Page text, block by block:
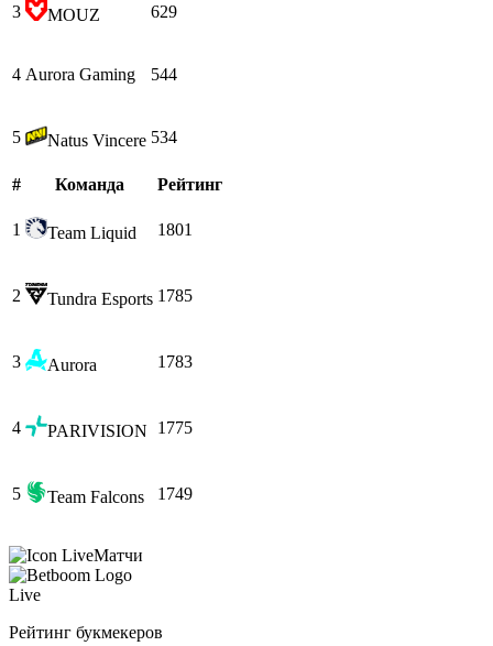
3 MOUZ 629
4 Aurora Gaming 544
5 Natus Vincere 534
# Команда Рейтинг
1 Team Liquid 1801
2 Tundra Esports 1785
3 Aurora 1783
4 PARIVISION 1775
5 Team Falcons 1749
Матчи
Live
Рейтинг букмекеров